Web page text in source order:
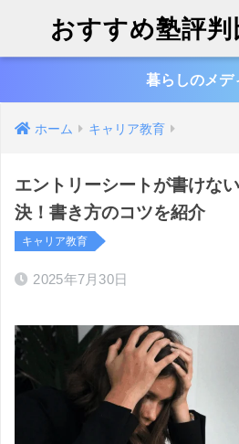
おすすめ塾評
暮らしのメデ
ホーム キャリア教育
エントリーシートが書けな
決！書き方のコツを紹介
キャリア教育
2025年7月30日